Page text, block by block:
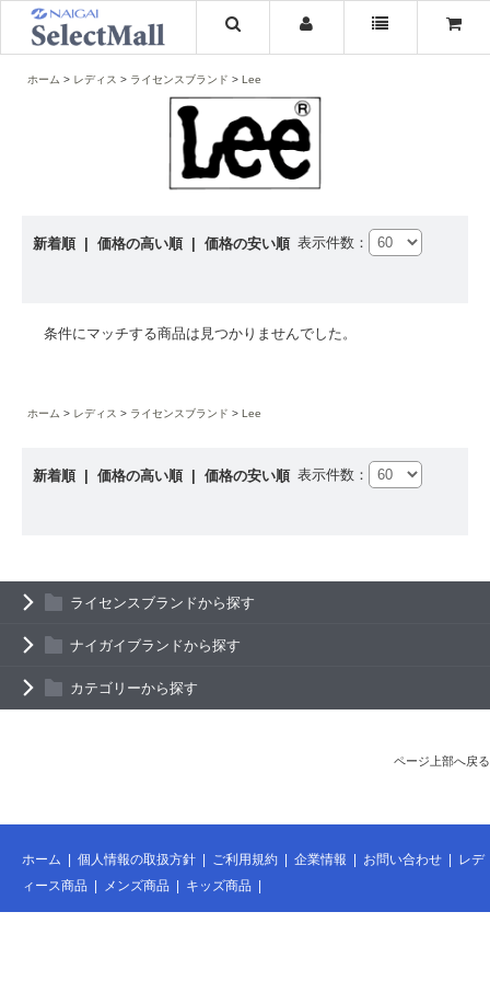
ホーム レディス ライセンスブランド Lee
新着順 | 価格の高い順 | 価格の安い順 表示件数：
条件にマッチする商品は見つかりませんでした。
ホーム レディス ライセンスブランド Lee
新着順 | 価格の高い順 | 価格の安い順 表示件数：
ライセンスブランドから探す
ナイガイブランドから探す
カテゴリーから探す
ページ上部へ戻る
ホーム | 個人情報の取扱方針 | ご利用規約 | 企業情報 | お問い合わせ | レデ
ィース商品 | メンズ商品 | キッズ商品 |